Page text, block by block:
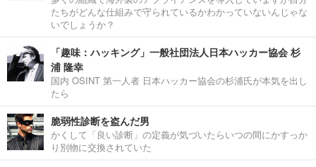
たちがどんな仕組みで守られているかわかっていないんじゃな
いでしょうか？
「趣味：ハッキング」一般社団法人日本ハッカー協会 杉
浦 隆幸
国内 OSINT 第一人者 日本ハッカー協会の杉浦氏が本気を出し
たら
脆弱性診断を盗んだ男
かくして「良い診断」の定義が気づいたらいつの間にかすっか
り別物に交換されていた